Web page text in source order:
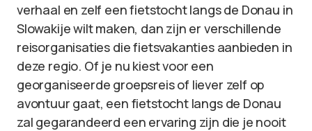
verhaal en zelf een fietstocht langs de Donau in
Slowakije wilt maken, dan zijn er verschillende
reisorganisaties die fietsvakanties aanbieden in
deze regio. Of je nu kiest voor een
georganiseerde groepsreis of liever zelf op
avontuur gaat, een fietstocht langs de Donau
zal gegarandeerd een ervaring zijn die je nooit